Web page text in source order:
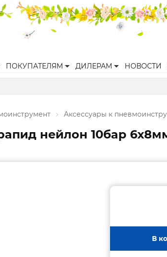
ПОКУПАТЕЛЯМ ДИЛЕРАМ НОВОСТИ
Аксессуары к
нейлон 10бар
В